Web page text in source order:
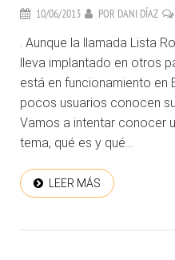
10/06/2013 POR DANI DÍAZ
. Aunque la llamada Lista
lleva implantado en otros
está en funcionamiento en
pocos usuarios conocen
Vamos a intentar conocer
tema, qué es y qué...
LEER MÁS